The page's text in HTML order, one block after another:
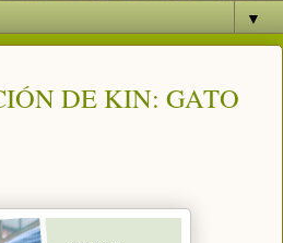
▼
DE KIN: GATO